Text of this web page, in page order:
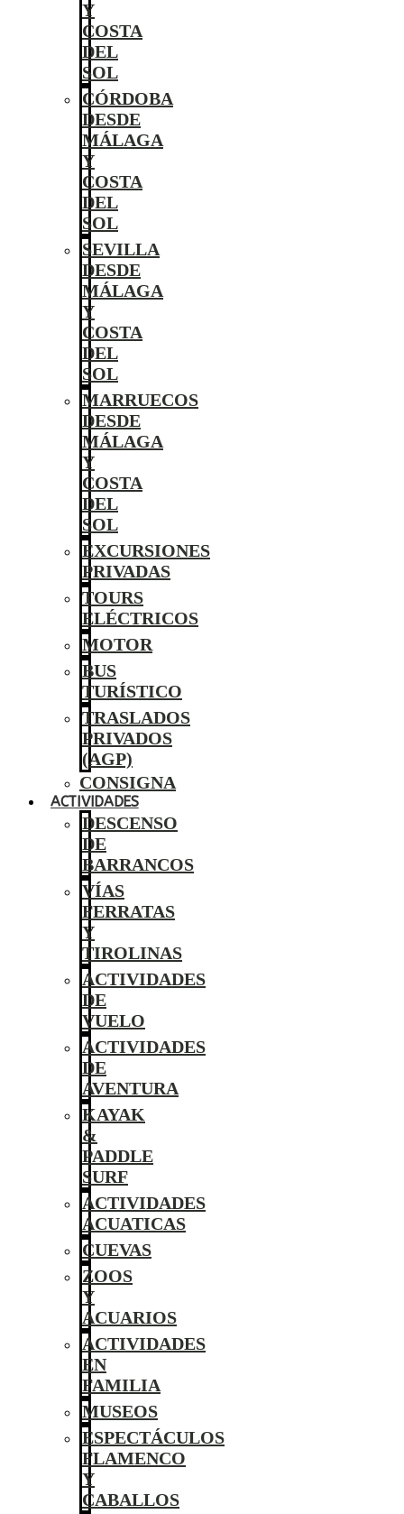
Y
COSTA
DEL
SOL
CÓRDOBA
DESDE
MÁLAGA
Y
COSTA
DEL
SOL
SEVILLA
DESDE
MÁLAGA
Y
COSTA
DEL
SOL
MARRUECOS
DESDE
MÁLAGA
Y
COSTA
DEL
SOL
EXCURSIONES
PRIVADAS
TOURS
ELÉCTRICOS
MOTOR
BUS
TURÍSTICO
TRASLADOS
PRIVADOS
(AGP)
CONSIGNA
ACTIVIDADES
DESCENSO
DE
BARRANCOS
VÍAS
FERRATAS
Y
TIROLINAS
ACTIVIDADES
DE
VUELO
ACTIVIDADES
DE
AVENTURA
KAYAK
&
PADDLE
SURF
ACTIVIDADES
ACUATICAS
CUEVAS
ZOOS
Y
ACUARIOS
ACTIVIDADES
EN
FAMILIA
MUSEOS
ESPECTÁCULOS
FLAMENCO
Y
CABALLOS